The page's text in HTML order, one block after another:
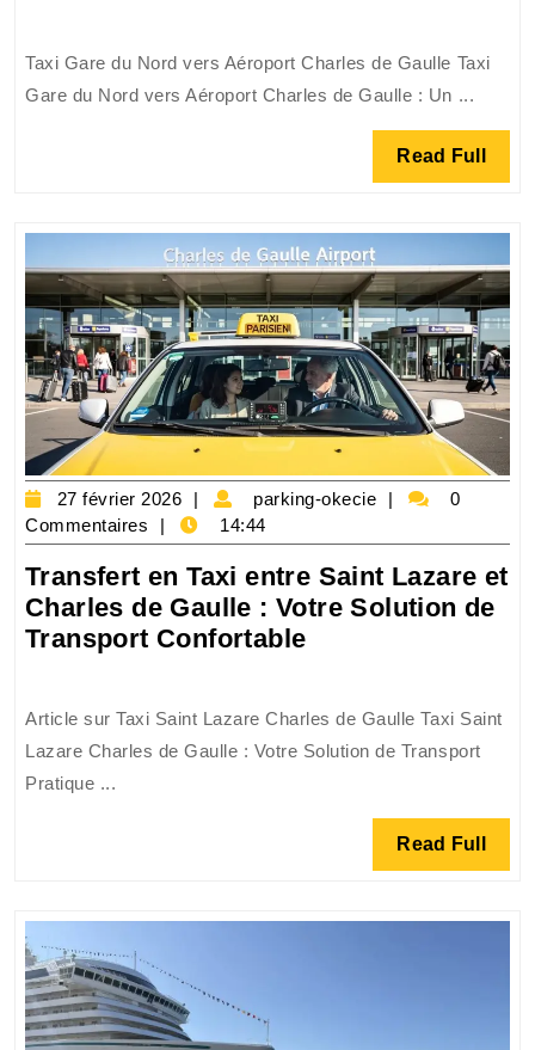
de
la
Gare
du
à
l’Aéroport
Charles
de
Gaulle:
Rapidité
et
Confort
assurés
Taxi Gare du Nord vers Aéroport Charles de Gaulle Taxi
Gare du Nord vers Aéroport Charles de Gaulle : Un ...
Read Full Read
Full
27 février 2026
27
février
2026
parking-okecie
parking-
0
Commentaires
14:44
Transfert en Taxi entre Saint Lazare et
Charles de Gaulle : Votre Solution de
Transport ConfortableTransfert
entre
Saint
Charles
Gaulle
Article sur Taxi Saint Lazare Charles de Gaulle Taxi Saint
Lazare Charles de Gaulle : Votre Solution de Transport
Pratique ...
Read Full Read
Full